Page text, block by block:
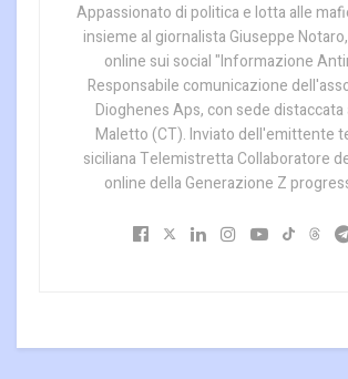
Appassionato di politica e lotta alle
insieme al giornalista Giuseppe
online sui social "Informazione
Responsabile comunicazione
Dioghenes Aps, con sede distaccata
Maletto (CT). Inviato dell'emittente
siciliana Telemistretta Collaboratore
online della Generazione Z